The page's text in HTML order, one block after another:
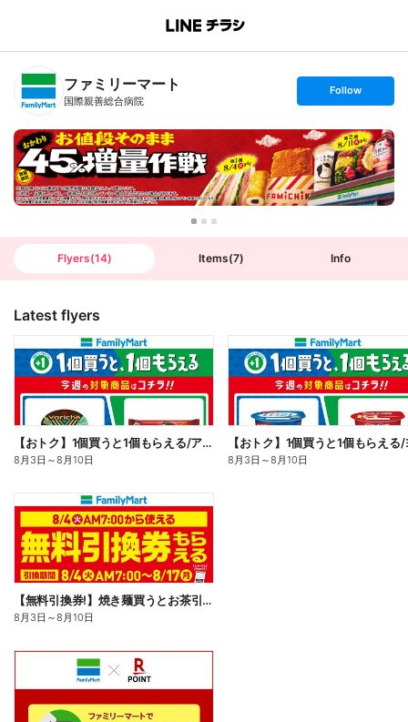
B
n
T
ファミリーマート
国際親善総合病院
s
t
o
l
l
o
w
Follow
Flyers(14) Items(7) Info
Latest flyers
【おトク】1個買うと1個もらえる/アイス
8月3日 ～8月10日 8月3日 ～8月10日
【無料引換券!】焼き麺買うとお茶引換券貰える!
8月3日 ～8月10日